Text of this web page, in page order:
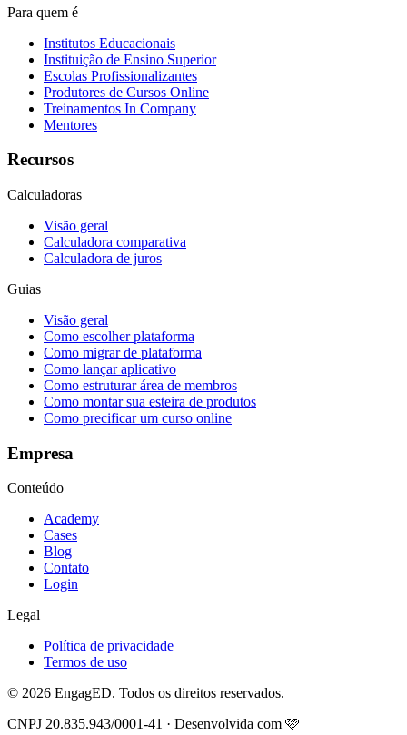
Para quem é
Institutos Educacionais
Instituição de Ensino Superior
Escolas Profissionalizantes
Produtores de Cursos Online
Treinamentos In Company
Mentores
Recursos
Calculadoras
Visão geral
Calculadora comparativa
Calculadora de juros
Guias
Visão geral
Como escolher plataforma
Como migrar de plataforma
Como lançar aplicativo
Como estruturar área de membros
Como montar sua esteira de produtos
Como precificar um curso online
Empresa
Conteúdo
Academy
Cases
Blog
Contato
Login
Legal
Política de privacidade
Termos de uso
© 2026 EngagED. Todos os direitos reservados.
CNPJ 20.835.943/0001-41 · Desenvolvida com 🩷